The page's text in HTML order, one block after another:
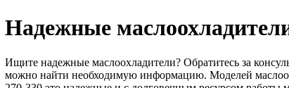
Надежные
Ищите надежные маслоохладители? Обратитесь за
можно найти необходимую информацию. Моделей